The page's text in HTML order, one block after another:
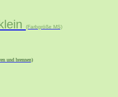
(Farbgröße MS)
und brennen)